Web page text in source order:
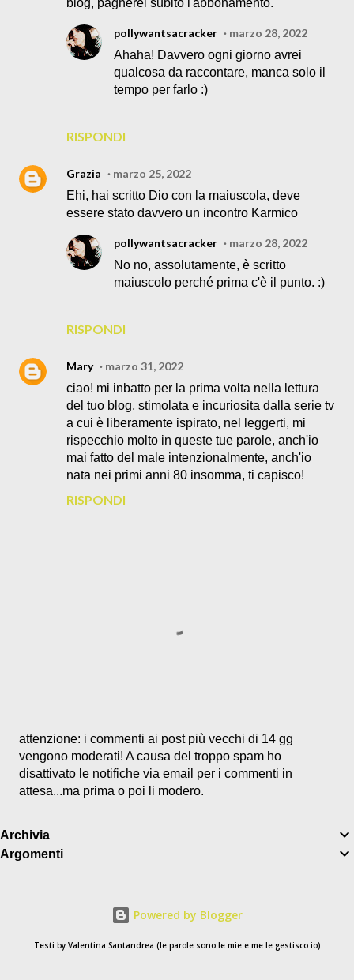
blog, pagherei subito l'abbonamento.
RISPONDI
pollywantsacracker
marzo 28, 2022
Ahaha! Davvero ogni giorno avrei
qualcosa da raccontare, manca solo il
tempo per farlo :)
Grazia
marzo 25, 2022
Ehi, hai scritto Dio con la maiuscola, deve
essere stato davvero un incontro Karmico
RISPONDI
pollywantsacracker
marzo 28, 2022
No no, assolutamente, è scritto
maiuscolo perché prima c'è il punto. :)
Mary
marzo 31, 2022
ciao! mi inbatto per la prima volta nella lettura
del tuo blog, stimolata e incuriosita dalla serie tv
a cui è liberamente ispirato, nel leggerti, mi
rispecchio molto in queste tue parole, anch'io
mai fatto del male intenzionalmente, anch'io
nata nei primi anni 80 insomma, ti capisco!
RISPONDI
P
o
s
t
n
c
attenzione: i commenti ai post più vecchi di 14 gg
vengono moderati! A causa del troppo spam ho
disattivato le notifiche via email per i commenti in
attesa...ma prima o poi li modero.
Archivia
Argomenti
Powered by Blogger
Testi by Valentina Santandrea (le parole sono le mie e me le gestisco io)